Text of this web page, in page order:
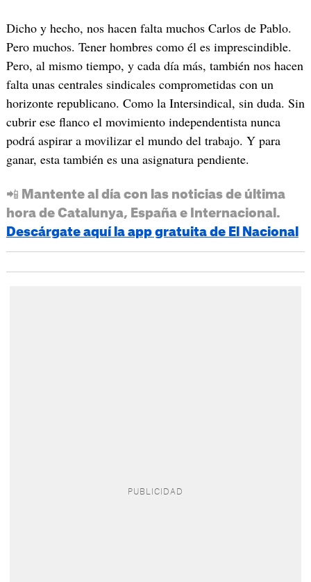
Dicho y hecho, nos hacen falta muchos Carlos de Pablo.
Pero muchos. Tener hombres como él es imprescindible.
Pero, al mismo tiempo, y cada día más, también nos hacen
falta unas centrales sindicales comprometidas con un
horizonte republicano. Como la Intersindical, sin duda. Sin
cubrir ese flanco el movimiento independentista nunca
podrá aspirar a movilizar el mundo del trabajo. Y para
ganar, esta también es una asignatura pendiente.
📲 Mantente al día con las noticias de última
hora de Catalunya, España e Internacional.
Descárgate aquí la app gratuita de El Nacional